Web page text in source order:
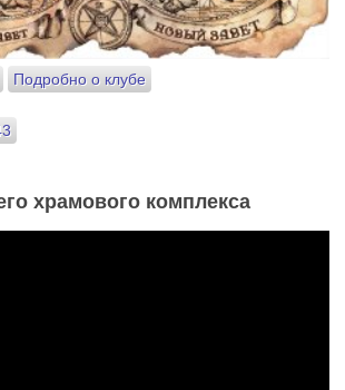
Подробно о клубе
храмового комплекса